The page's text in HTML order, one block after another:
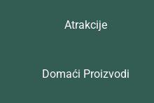
Atrakcije
Domaći Proizvodi